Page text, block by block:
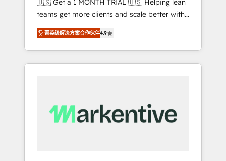
results. 🤖AI Strategy: Activate Breeze Agents,
configure HubSpot AI, & maximize AEO with
tailored AI services. 🧩Integrations: Extend
HubSpot with custom integrations, hosting, &
maintenance.
🇺🇸 Get a 1 MONTH TRIAL 🇺🇸 Helping lean
teams get more clients and scale better with
our HubSpot Consulting & 'Done For You'
Services. 🚀 Who We Work With 🚀 We help
lean, growing companies: - Win more
business - Reduce no-shows - Improve lead
client's are too busy to learn the ins-and-outs
of HubSpot. We give you a Personal
菁英级解决方案合作伙伴4.9